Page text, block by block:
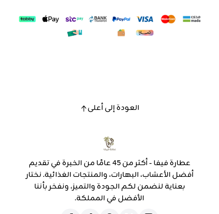
العودة إلى أعلى
عطارة فيفا - أكثر من 45 عامًا من الخبرة في تقديم
أفضل الأعشاب، البهارات، والمنتجات الغذائية. نختار
بعناية لنضمن لكم الجودة والتميز، ونفخر بأننا
الأفضل في المملكة.